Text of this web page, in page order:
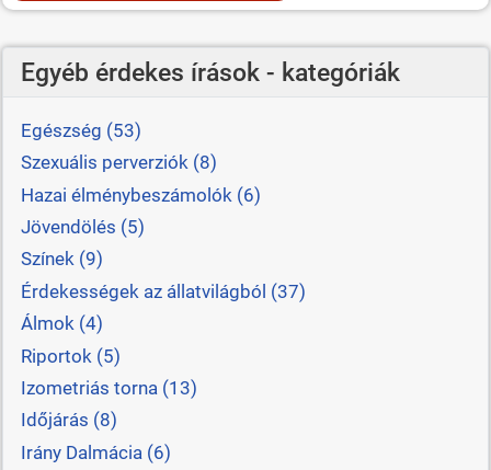
Egyéb érdekes írások - kategóriák
Egészség (53)
Szexuális perverziók (8)
Hazai élménybeszámolók (6)
Jövendölés (5)
Színek (9)
Érdekességek az állatvilágból (37)
Álmok (4)
Riportok (5)
Izometriás torna (13)
Időjárás (8)
Irány Dalmácia (6)